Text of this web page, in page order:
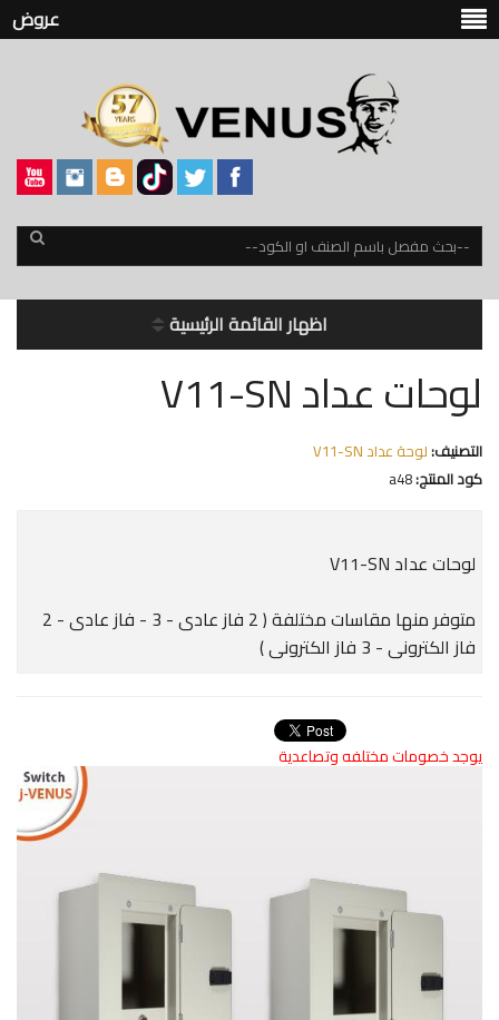
عروض
اظهار القائمة الرئيسية
لوحات عداد V11-SN
التصنيف:لوحة عداد V11-SN
كود المنتج:a48
لوحات عداد V11-SN
متوفر منها مقاسات مختلفة ( 2 فاز عادى - 3 - فاز عادى - 2
فاز الكترونى - 3 فاز الكترونى )
يوجد خصومات مختلفه وتصاعدية